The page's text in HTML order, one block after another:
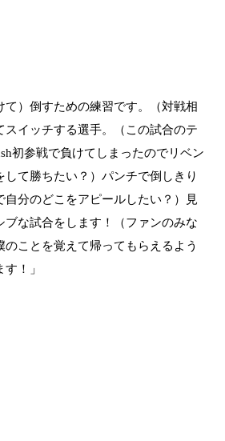
て）倒すための練習です。（対戦相
スイッチする選手。（この試合のテ
初参戦で負けてしまったのでリベン
して勝ちたい？）パンチで倒しきり
自分のどこをアピールしたい？）見
ブな試合をします！（ファンのみな
のことを覚えて帰ってもらえるよう
！」